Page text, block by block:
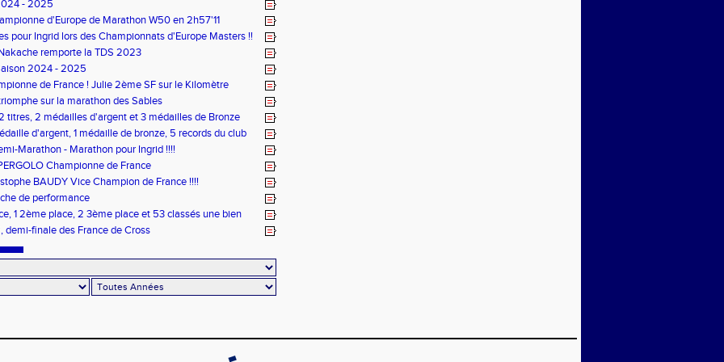
- 2025
d'Europe de Marathon W50 en 2h57'11
pour Ingrid lors des Championnats d'Europe Masters !!
remporte la TDS 2023
2024 - 2025
de France ! Julie 2ème SF sur le Kilomètre
sur la marathon des Sables
titres, 2 médailles d'argent et 3 médailles de Bronze
d'argent, 1 médaille de bronze, 5 records du club
en salle TC
Marathon - Marathon pour Ingrid !!!!
Championne de France
BAUDY Vice Champion de France !!!!
de performance
1 2ème place, 2 3ème place et 53 classés une bien
de sport pour le CPG !
demi-finale des France de Cross